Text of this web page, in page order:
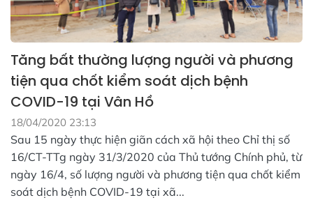
Tăng bất thường lượng người và phương
tiện qua chốt kiểm soát dịch bệnh
COVID-19 tại Vân Hồ
18/04/2020 23:13
Sau 15 ngày thực hiện giãn cách xã hội theo Chỉ thị số
16/CT-TTg ngày 31/3/2020 của Thủ tướng Chính phủ, từ
ngày 16/4, số lượng người và phương tiện qua chốt kiểm
soát dịch bệnh COVID-19 tại xã...